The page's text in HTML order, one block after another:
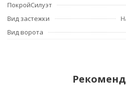
ПокройСилуэт
Вид застежки
Вид ворота